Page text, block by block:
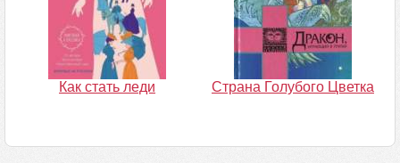
Как стать леди Страна Голубого Цветка